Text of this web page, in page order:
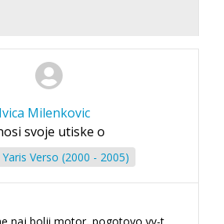
Ivica Milenkovic
svoje utiske o
Verso (2000 - 2005)